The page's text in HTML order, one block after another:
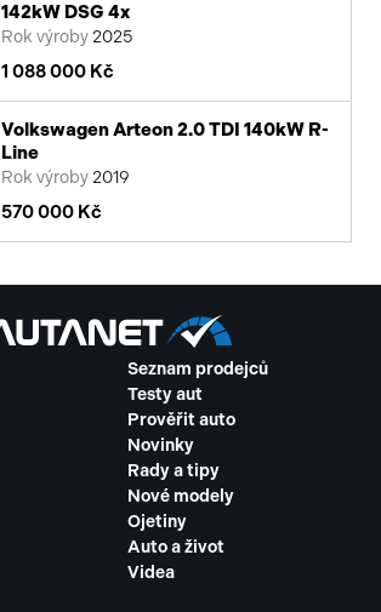
142kW DSG 4x
Rok výroby 2025
1 088 000 Kč
Volkswagen Arteon 2.0 TDI 140kW R-
Line
Rok výroby 2019
570 000 Kč
Seznam prodejců
Testy aut
Prověřit auto
Novinky
Rady a tipy
Nové modely
Ojetiny
Auto a život
Videa